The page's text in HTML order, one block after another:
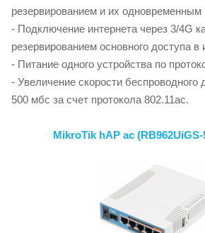
резервированием и их одновременным
- Подключение интернета через 3/4G
резервированием основного доступа в
- Питание одного устройства по
- Увеличение скорости беспроводного
500 мбс за счет протокола 802.11aс.
MikroTik hAP ac (RB962UiGS-